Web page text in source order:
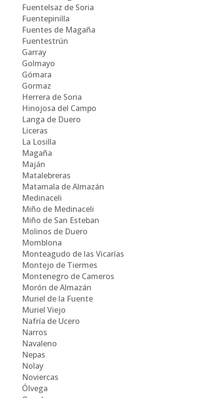
Fuentelsaz de Soria
Fuentepinilla
Fuentes de Magaña
Fuentestrún
Garray
Golmayo
Gómara
Gormaz
Herrera de Soria
Hinojosa del Campo
Langa de Duero
Liceras
La Losilla
Magaña
Maján
Matalebreras
Matamala de Almazán
Medinaceli
Miño de Medinaceli
Miño de San Esteban
Molinos de Duero
Momblona
Monteagudo de las Vicarías
Montejo de Tiermes
Montenegro de Cameros
Morón de Almazán
Muriel de la Fuente
Muriel Viejo
Nafría de Ucero
Narros
Navaleno
Nepas
Nolay
Noviercas
Ólvega